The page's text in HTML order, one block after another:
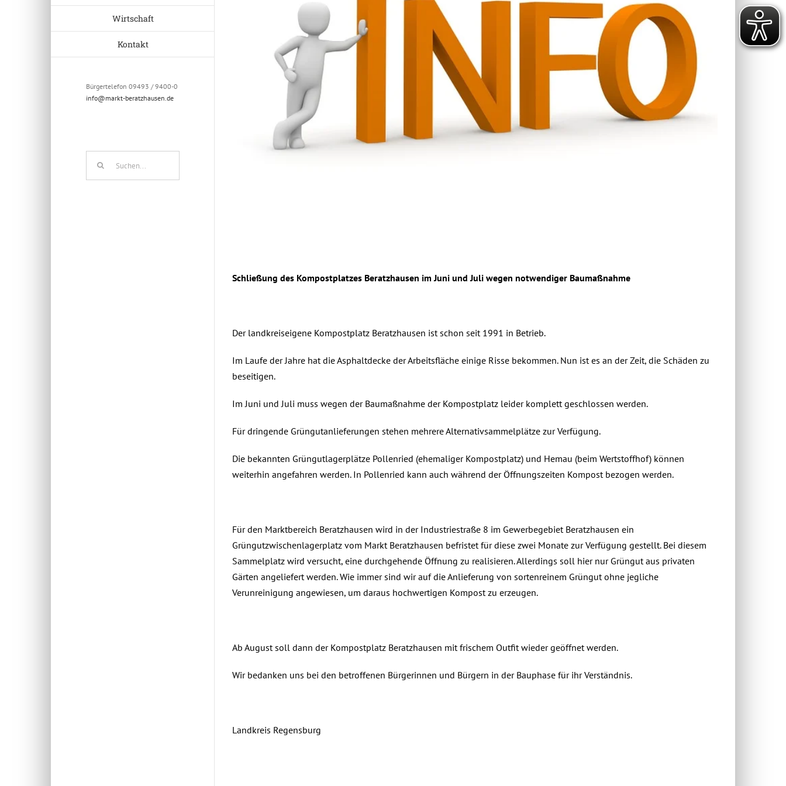
Wirtschaft
Kontakt
Bürgertelefon 09493 / 9400-0
info@markt-beratzhausen.de
Schließung des Kompostplatzes Beratzhausen im Juni und Juli wegen notwendiger Baumaßnahme
Der landkreiseigene Kompostplatz Beratzhausen ist schon seit 1991 in Betrieb.
Im Laufe der Jahre hat die Asphaltdecke der Arbeitsfläche einige Risse bekommen. Nun ist es an der Zeit, die Schäden zu
beseitigen.
Im Juni und Juli muss wegen der Baumaßnahme der Kompostplatz leider komplett geschlossen werden.
Für dringende Grüngutanlieferungen stehen mehrere Alternativsammelplätze zur Verfügung.
Die bekannten Grüngutlagerplätze Pollenried (ehemaliger Kompostplatz) und Hemau (beim Wertstoffhof) können
weiterhin angefahren werden. In Pollenried kann auch während der Öffnungszeiten Kompost bezogen werden.
Für den Marktbereich Beratzhausen wird in der Industriestraße 8 im Gewerbegebiet Beratzhausen ein
Grüngutzwischenlagerplatz vom Markt Beratzhausen befristet für diese zwei Monate zur Verfügung gestellt. Bei diesem
Sammelplatz wird versucht, eine durchgehende Öffnung zu realisieren. Allerdings soll hier nur Grüngut aus privaten
Gärten angeliefert werden. Wie immer sind wir auf die Anlieferung von sortenreinem Grüngut ohne jegliche
Verunreinigung angewiesen, um daraus hochwertigen Kompost zu erzeugen.
Ab August soll dann der Kompostplatz Beratzhausen mit frischem Outfit wieder geöffnet werden.
Wir bedanken uns bei den betroffenen Bürgerinnen und Bürgern in der Bauphase für ihr Verständnis.
Landkreis Regensburg